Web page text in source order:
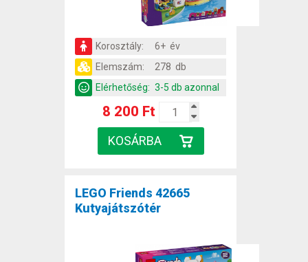
Korosztály:
6+ év
Elemszám:
278 db
Elérhetőség: 3-5 db azonnal
8 200 Ft
LEGO Friends 42665
Kutyajátszótér